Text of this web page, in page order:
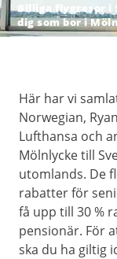
Billiga flygresor i
dig som bor i
Här har vi
Norwegian,
Lufthansa och
Mölnlycke till
utomlands. De
rabatter för
få upp till 30 %
pensionär. För
ska du ha giltig